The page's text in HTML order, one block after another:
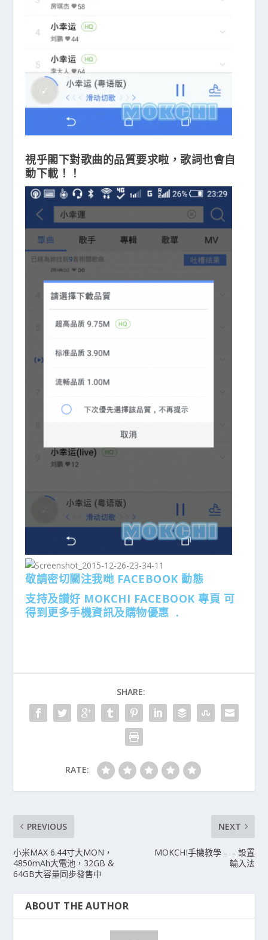
視乎閣下對歌曲的品質要求啦，歌詞也會自
動下載！！
敬請密切關注我哋 FACEBOOK 動態
支持及讃好 MOKCHI FACEBOOK 專頁 可
得到更多手機資訊及購物優惠 .
SHARE:
RATE:
PREVIOUS
小米MAX 6.44寸大MON，
4850mAh大電池，32GB &
64GB大容量同步發售中
NEXT
MOKCHI手機教學﹣﹣設置
輸入法
ABOUT THE AUTHOR